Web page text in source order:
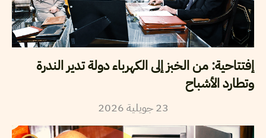
إفتتاحية: من الخبز إلى الكهرباء دولة تدير الندرة
وتطارد الأشباح
23 جويلية2026